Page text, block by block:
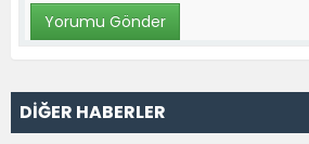
DİĞER HABERLER